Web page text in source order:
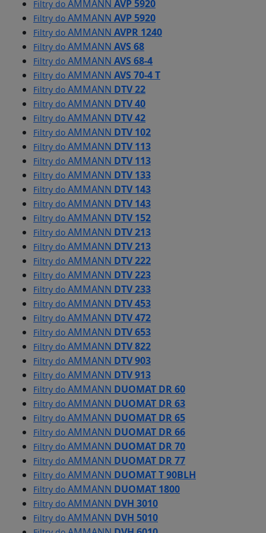
Filtry do AMMANN AVP 5920
Filtry do AMMANN AVP 5920
Filtry do AMMANN AVPR 1240
Filtry do AMMANN AVS 68
Filtry do AMMANN AVS 68-4
Filtry do AMMANN AVS 70-4 T
Filtry do AMMANN DTV 22
Filtry do AMMANN DTV 40
Filtry do AMMANN DTV 42
Filtry do AMMANN DTV 102
Filtry do AMMANN DTV 113
Filtry do AMMANN DTV 113
Filtry do AMMANN DTV 133
Filtry do AMMANN DTV 143
Filtry do AMMANN DTV 143
Filtry do AMMANN DTV 152
Filtry do AMMANN DTV 213
Filtry do AMMANN DTV 213
Filtry do AMMANN DTV 222
Filtry do AMMANN DTV 223
Filtry do AMMANN DTV 233
Filtry do AMMANN DTV 453
Filtry do AMMANN DTV 472
Filtry do AMMANN DTV 653
Filtry do AMMANN DTV 822
Filtry do AMMANN DTV 903
Filtry do AMMANN DTV 913
Filtry do AMMANN DUOMAT DR 60
Filtry do AMMANN DUOMAT DR 63
Filtry do AMMANN DUOMAT DR 65
Filtry do AMMANN DUOMAT DR 66
Filtry do AMMANN DUOMAT DR 70
Filtry do AMMANN DUOMAT DR 77
Filtry do AMMANN DUOMAT T 90BLH
Filtry do AMMANN DUOMAT 1800
Filtry do AMMANN DVH 3010
Filtry do AMMANN DVH 5010